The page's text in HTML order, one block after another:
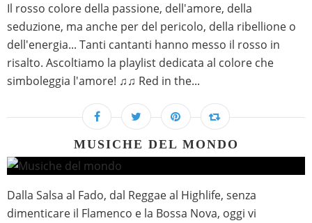
Il rosso colore della passione, dell'amore, della
seduzione, ma anche per del pericolo, della ribellione o
dell'energia... Tanti cantanti hanno messo il rosso in
risalto. Ascoltiamo la playlist dedicata al colore che
simboleggia l'amore! ♫♫ Red in the...
MUSICHE DEL MONDO
Dalla Salsa al Fado, dal Reggae al Highlife, senza
dimenticare il Flamenco e la Bossa Nova, oggi vi